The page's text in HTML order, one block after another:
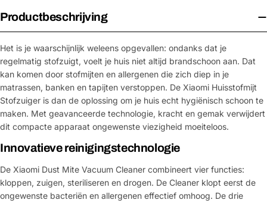
Productbeschrijving
Het is je waarschijnlijk weleens opgevallen: ondanks dat je
regelmatig stofzuigt, voelt je huis niet altijd brandschoon aan. Dat
kan komen door stofmijten en allergenen die zich diep in je
matrassen, banken en tapijten verstoppen. De Xiaomi Huisstofmijt
Stofzuiger is dan de oplossing om je huis echt hygiënisch schoon te
maken. Met geavanceerde technologie, kracht en gemak verwijdert
dit compacte apparaat ongewenste viezigheid moeiteloos.
Innovatieve reinigingstechnologie
De Xiaomi Dust Mite Vacuum Cleaner combineert vier functies:
kloppen, zuigen, steriliseren en drogen. De Cleaner klopt eerst de
ongewenste bacteriën en allergenen effectief omhoog. De drie